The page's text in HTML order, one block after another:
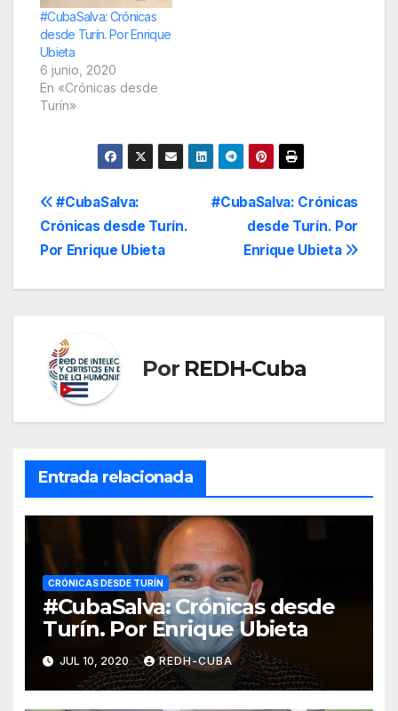
#CubaSalva: Crónicas
desde Turín. Por Enrique
Ubieta
6 junio, 2020
En «Crónicas desde
Turín»
Navegación
de
entradas
#CubaSalva: Crónicas
desde Turín. Por
Enrique Ubieta
#CubaSalva:
Crónicas desde Turín.
Por Enrique Ubieta
Por REDH-Cuba
Entrada relacionada
CRÓNICAS DESDE TURÍN
#CubaSalva: Crónicas desde
Turín. Por Enrique Ubieta
JUL 10, 2020 REDH-CUBA